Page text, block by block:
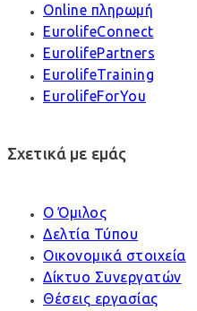
Online πληρωμή
EurolifeConnect
EurolifePartners
EurolifeTraining
EurolifeForYou
Σχετικά με εμάς
Ο Όμιλος
Δελτία Τύπου
Οικονομικά στοιχεία
Δίκτυο Συνεργατών
Θέσεις εργασίας